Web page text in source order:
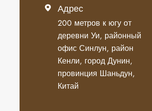
 Адрес
200 метров к югу от
деревни Уи, районный
офис Синлун, район
Кенли, город Дунин,
провинция Шаньдун,
Китай